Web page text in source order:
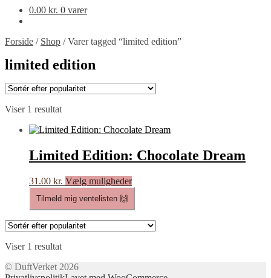
0.00 kr. 0 varer
Forside / Shop /Varer tagged “limited edition”
limited edition
Viser 1 resultat
Limited Edition: Chocolate Dream
31.00 kr. Vælg mulighederDette
vare
flere
varianter.
Mulighederne
Tilmeld mig ventelisten 🙌
Viser 1 resultat
© DuftVerket 2026